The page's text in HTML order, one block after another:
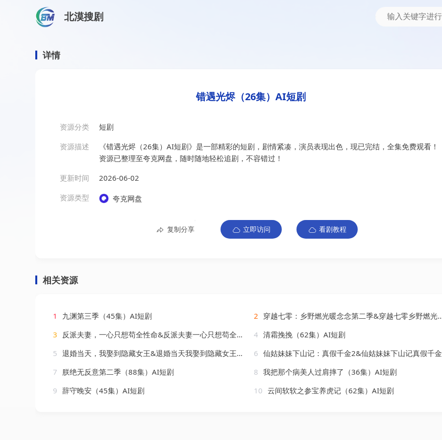
北漠搜剧
详情
错遇光烬（26集）AI短剧
资源分类
短剧
资源描述
《错遇光烬（26集）AI短剧》是一部精彩的短剧，剧情紧凑，演员表现出色，现已完结，全集免费观看！
资源已整理至夸克网盘，随时随地轻松追剧，不容错过！
更新时间
2026-06-02
资源类型
夸克网盘
复制分享 立即访问 看剧教程
相关资源
1 九渊第三季（45集）AI短剧 2 穿越七零：乡野燃光暖念念第二季&穿越七零乡野燃光暖念念第二季（84集）AI短剧
3
反派夫妻，一心只想苟全性命&反派夫妻一心只想苟全性命（54集）AI短剧 4 清霜挽挽（62集）AI短剧
5 退婚当天，我娶到隐藏女王&退婚当天我娶到隐藏女王（46集）AI短剧 6 仙姑妹妹下山记：真假千金2&仙姑妹妹下山记真假千金2（121集）AI短剧
7 朕绝无反意第二季（88集）AI短剧 8 我把那个病美人过肩摔了（36集）AI短剧
9 辞守晚安（45集）AI短剧 10 云间软软之参宝养虎记（62集）AI短剧